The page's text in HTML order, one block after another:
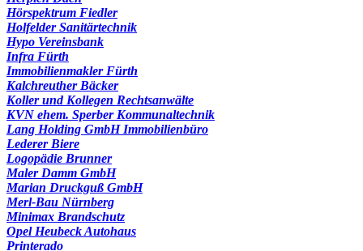
Hörspektrum Fiedler
Holfelder Sanitärtechnik
Hypo Vereinsbank
Infra Fürth
Immobilienmakler Fürth
Kalchreuther Bäcker
Koller und Kollegen Rechtsanwälte
KVN ehem. Sperber Kommunaltechnik
Lang Holding GmbH Immobilienbüro
Lederer Biere
Logopädie Brunner
Maler Damm GmbH
Marian Druckguß GmbH
Merl-Bau Nürnberg
Minimax Brandschutz
Opel Heubeck Autohaus
Printerado